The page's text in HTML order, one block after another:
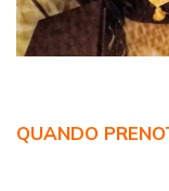
QUANDO